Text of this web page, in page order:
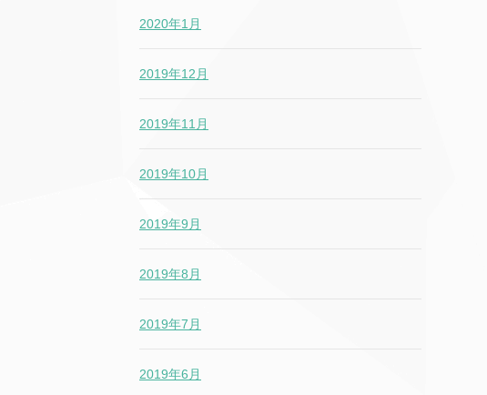
2020年1月
2019年12月
2019年11月
2019年10月
2019年9月
2019年8月
2019年7月
2019年6月